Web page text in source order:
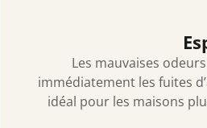
Les mauvaises
immédiatement les fuites
idéal pour les maisons